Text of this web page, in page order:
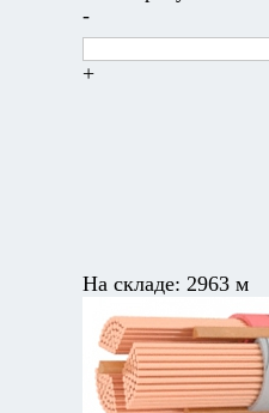
-
+
На складе: 2963 м